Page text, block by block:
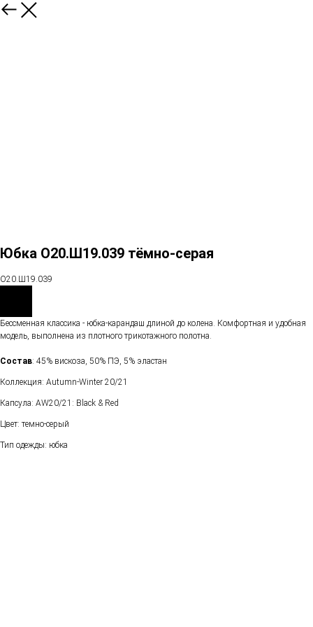
Юбка О20.Ш19.039 тёмно-серая
О20.Ш19.039
Бессменная классика - юбка-карандаш длиной до колена. Комфортная и удобная
модель, выполнена из плотного трикотажного полотна.
Состав: 45% вискоза, 50% ПЭ, 5% эластан
Коллекция: Autumn-Winter 20/21
Капсула: AW20/21: Black & Red
Цвет: темно-серый
Тип одежды: юбка